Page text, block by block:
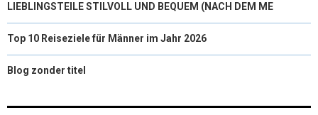
LIEBLINGSTEILE STILVOLL UND BEQUEM (NACH DEM ME
Top 10 Reiseziele für Männer im Jahr 2026
Blog zonder titel